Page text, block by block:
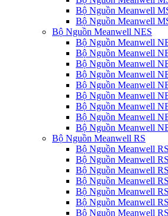
Bộ Nguồn Meanwell
Bộ Nguồn Meanwell
Bộ Nguồn Meanwell NES
Bộ Nguồn Meanwell
Bộ Nguồn Meanwell
Bộ Nguồn Meanwell
Bộ Nguồn Meanwell
Bộ Nguồn Meanwell
Bộ Nguồn Meanwell
Bộ Nguồn Meanwell
Bộ Nguồn Meanwell
Bộ Nguồn Meanwell
Bộ Nguồn Meanwell RS
Bộ Nguồn Meanwell
Bộ Nguồn Meanwell
Bộ Nguồn Meanwell
Bộ Nguồn Meanwell
Bộ Nguồn Meanwell
Bộ Nguồn Meanwell
Bộ Nguồn Meanwell